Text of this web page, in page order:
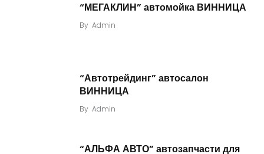
“МЕГАКЛИН” автомойка ВИННИЦА
By Admin
“Автотрейдинг” автосалон
ВИННИЦА
By Admin
“АЛЬФА АВТО” автозапчасти для